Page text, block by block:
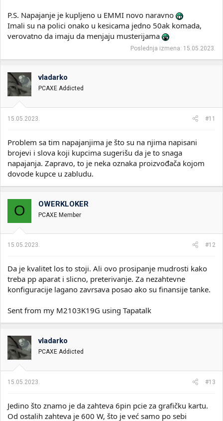
P.S. Napajanje je kupljeno u EMMI novo naravno
Imali su na polici onako u kesicama jedno 50ak komada,
verovatno da imaju da menjaju musterijama
Poslednja izmena: 15.05.2023.
vladarko
PCAXE Addicted
15.05.2023. #11
Problem sa tim napajanjima je što su na njima napisani
brojevi i slova koji kupcima sugerišu da je to snaga
napajanja. Zapravo, to je neka oznaka proizvođača kojom
dovode kupce u zabludu.
O OWERKLOKER
PCAXE Member
15.05.2023. #12
Da je kvalitet los to stoji. Ali ovo prosipanje mudrosti kako
treba pp aparat i slicno, preterivanje. Za nezahtevne
konfiguracije lagano zavrsava posao ako su finansije tanke.
Sent from my M2103K19G using Tapatalk
vladarko
PCAXE Addicted
15.05.2023. #13
Jedino što znamo je da zahteva 6pin pcie za grafičku kartu.
Od ostalih zahteva je 600 W, što je već samo po sebi